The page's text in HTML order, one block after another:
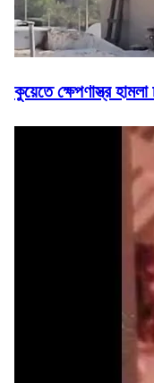
কুয়েতে ক্ষেপণাস্ত্র